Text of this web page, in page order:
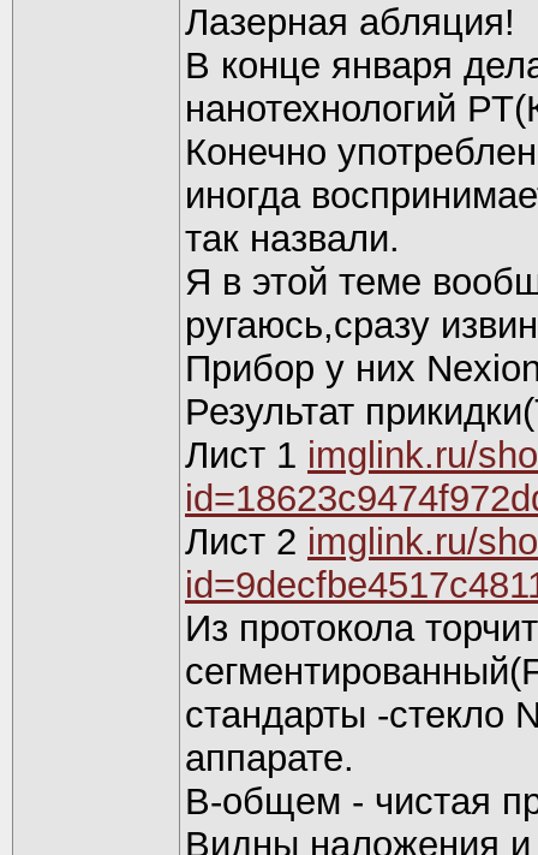
Лазерная абляция!
В конце января
нанотехнологий
Конечно
иногда
так назвали.
Я в этой теме
ругаюсь,сразу
Прибор у них
Результат
Лист 1 imglink.ru/
Лист 2 imglink.ru/
Из протокола
стандарты -стекло
аппарате.
В-общем - чистая
Видны наложения и